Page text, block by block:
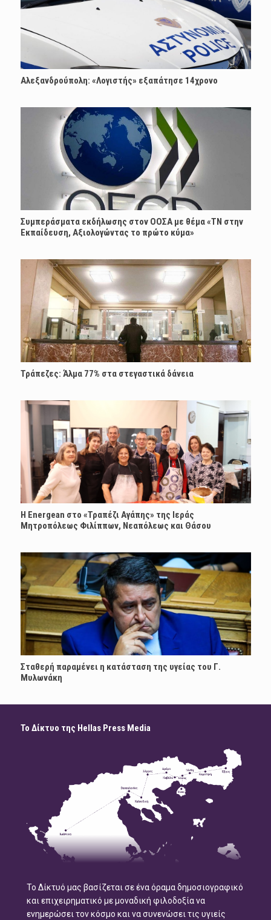
Αλεξανδρούπολη: «Λογιστής» εξαπάτησε 14χρονο
Συμπεράσματα εκδήλωσης στον ΟΟΣΑ με θέμα «ΤΝ στην
Εκπαίδευση, Αξιολογώντας το πρώτο κύμα»
Τράπεζες: Άλμα 77% στα στεγαστικά δάνεια
H Energean στο «Τραπέζι Αγάπης» της Ιεράς
Μητροπόλεως Φιλίππων, Νεαπόλεως και Θάσου
Σταθερή παραμένει η κατάσταση της υγείας του Γ.
Μυλωνάκη
Το Δίκτυο της Hellas Press Media
Το Δίκτυό μας βασίζεται σε ένα όραμα δημοσιογραφικό
και επιχειρηματικό με μοναδική φιλοδοξία να
ενημερώσει τον κόσμο και να συνενώσει τις υγιείς